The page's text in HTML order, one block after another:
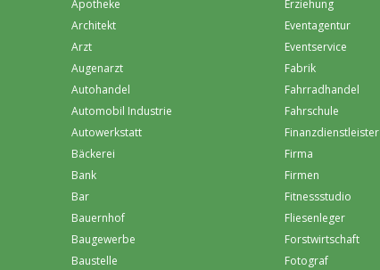
Apotheke
Architekt
Arzt
Augenarzt
Autohandel
Automobil Industrie
Autowerkstatt
Bäckerei
Bank
Bar
Bauernhof
Baugewerbe
Baustelle
Erziehung
Eventagentur
Eventservice
Fabrik
Fahrradhandel
Fahrschule
Finanzdienstleister
Firma
Firmen
Fitnessstudio
Fliesenleger
Forstwirtschaft
Fotograf